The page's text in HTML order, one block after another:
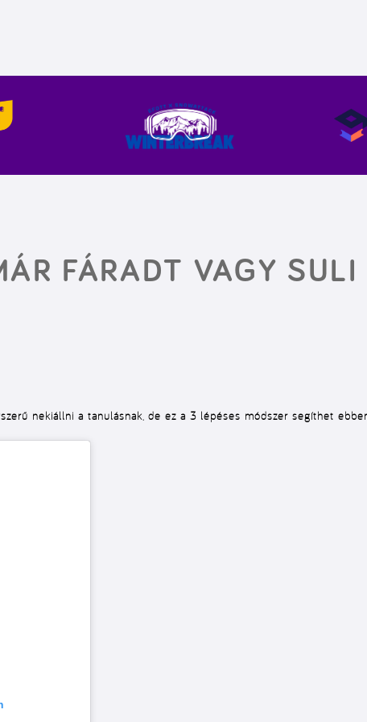
FÁRADT VAGY SULI
nekiállni a tanulásnak, de ez a 3 lépéses módszer segíthet